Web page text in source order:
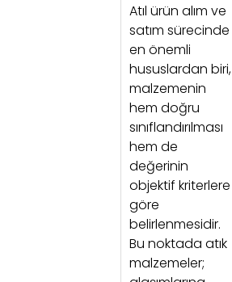
Atıl ürün alım ve
satım sürecinde
en önemli
hususlardan biri,
malzemenin
hem doğru
sınıflandırılması
hem de
değerinin
objektif kriterlere
göre
belirlenmesidir.
Bu noktada atık
malzemeler;